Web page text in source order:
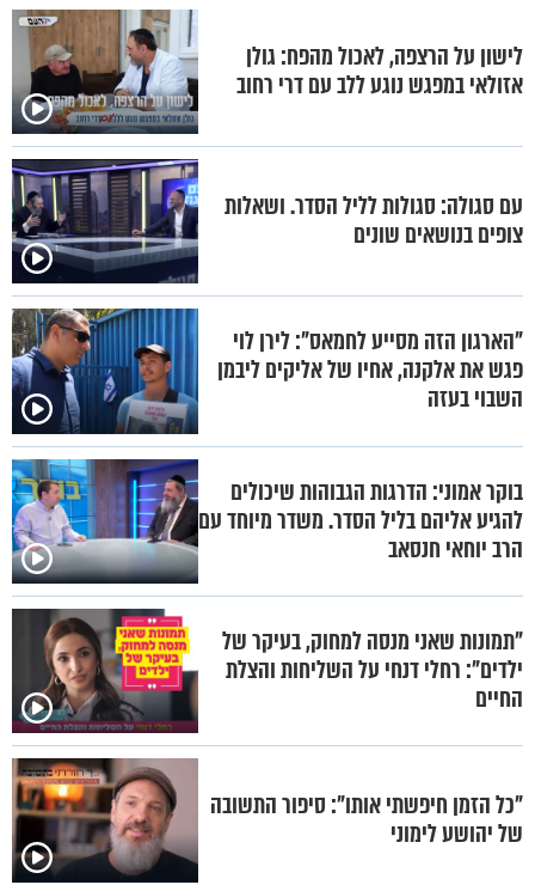
לישון על הרצפה, לאכול מהפח: גולן
אזולאי במפגש נוגע ללב עם דרי רחוב
עם סגולה: סגולות לליל הסדר. ושאלות
צופים בנושאים שונים
"הארגון הזה מסייע לחמאס": לירן לוי
פגש את אלקנה, אחיו של אליקים ליבמן
השבוי בעזה
בוקר אמוני: הדרגות הגבוהות שיכולים
להגיע אליהם בליל הסדר. משדר מיוחד עם
הרב יוחאי חנסאב
"תמונות שאני מנסה למחוק, בעיקר של
ילדים": רחלי דנחי על השליחות והצלת
החיים
"כל הזמן חיפשתי אותו": סיפור התשובה
של יהושע לימוני